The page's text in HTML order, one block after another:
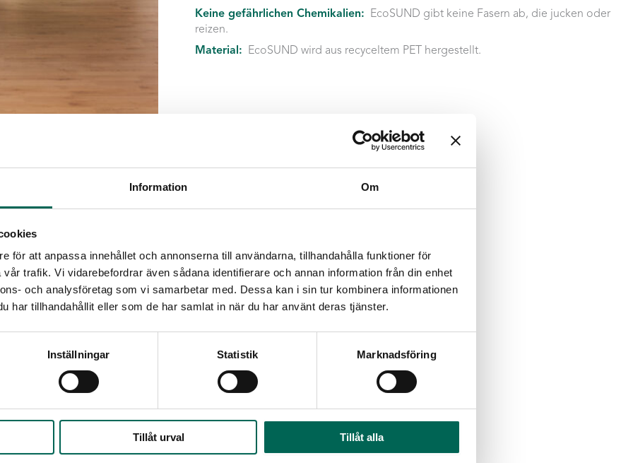
Information Om
för att anpassa innehållet och annonserna till användarna, tillhandahålla funktioner för
trafik. Vi vidarebefordrar även sådana identifierare och annan information från din enhet
och analysföretag som vi samarbetar med. Dessa kan i sin tur kombinera informationen
har tillhandahållit eller som de har samlat in när du har använt deras tjänster.
Inställningar Statistik Marknadsföring
Tillåt urval Tillåt alla
Keine gefährlichen Chemikalien: EcoSUND gibt keine Fasern ab, die jucken oder
reizen.
Material: EcoSUND wird aus recyceltem PET hergestellt.